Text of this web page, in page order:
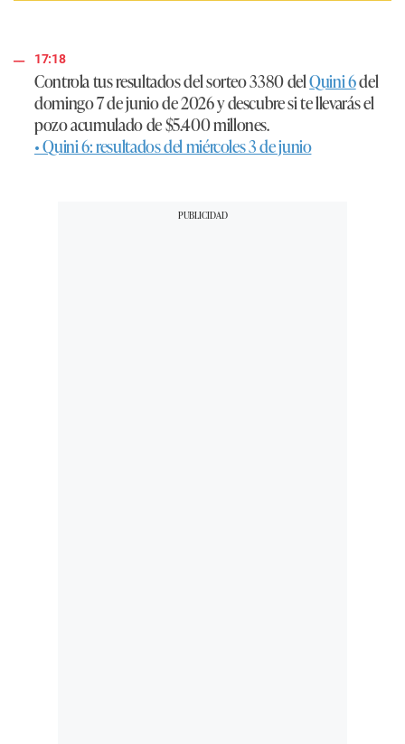
17:18
Controla tus resultados del sorteo 3380 delQuini 6del
domingo 7 de junio de 2026 y descubre si te llevarás el
pozo acumulado de $5.400 millones.
• Quini 6: resultados del miércoles 3 de junio